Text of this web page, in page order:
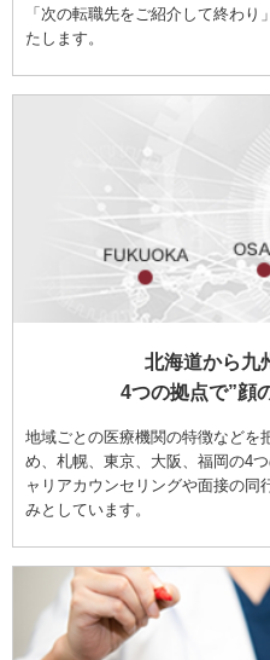
「次の転職先をご紹介して終わ
たします。
北海道から九
4つの拠点で”顔
地域ごとの医療機関の特徴などを
め、札幌、東京、大阪、福岡の4
ャリアカウンセリングや面接の同
みとしています。